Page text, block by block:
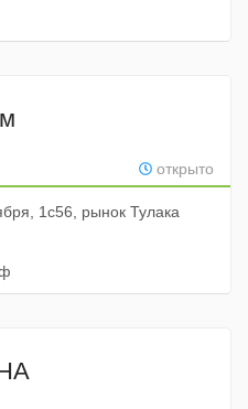
открыто
1с56, рынок Тулака